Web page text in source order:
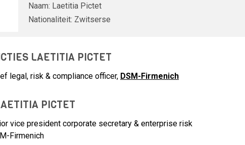
Naam: Laetitia Pictet
Nationaliteit: Zwitserse
LAETITIA PICTET
legal, risk & compliance officer, DSM-Firmenich
PICTET
vice president corporate secretary & enterprise risk
Firmenich